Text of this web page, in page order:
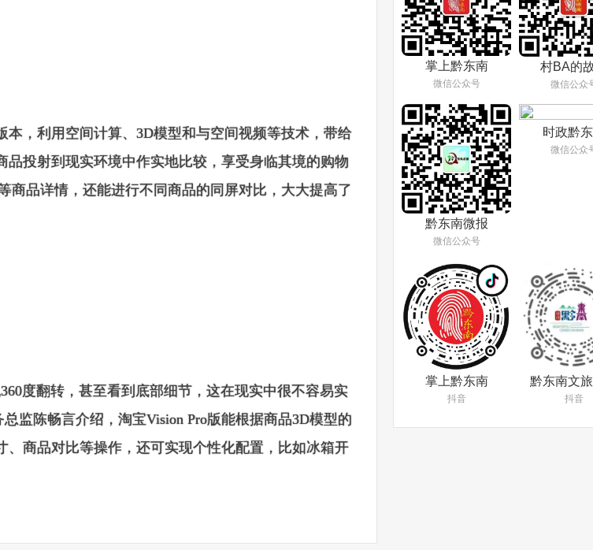
本， 利用空间计算、3D模型和与空间视频等技术，带给
品投射到现实环境中作实地比较，享受身临其境的购物
商品详情，还能进行不同商品的同屏对比，大大提高了
度翻转，甚至看到底部细节，这在现实中很不容易实
监陈畅言介绍，淘宝Vision Pro版能根据商品3D模型的
商品对比等操作，还可实现个性化配置，比如冰箱开
掌上黔东南
微信公众号
村BA的
微信公众
黔东南微报
微信公众号
时政黔
微信公众
掌上黔东南
抖音
黔东南文
抖音